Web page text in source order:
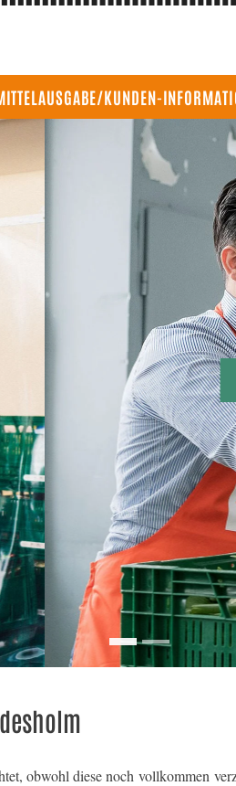
KUNDEN-
Freitags
obwohl diese noch vollkommen